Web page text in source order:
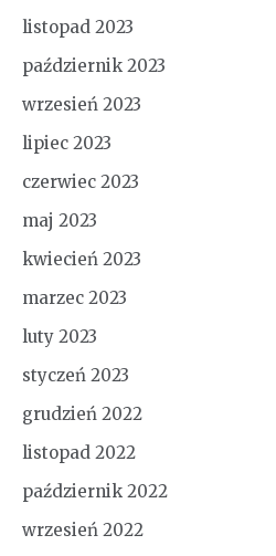
listopad 2023
październik 2023
wrzesień 2023
lipiec 2023
czerwiec 2023
maj 2023
kwiecień 2023
marzec 2023
luty 2023
styczeń 2023
grudzień 2022
listopad 2022
październik 2022
wrzesień 2022